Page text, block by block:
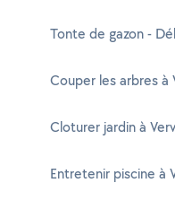
Tonte de gazon -
Couper les arbres à
Cloturer jardin à
Entretenir piscine à